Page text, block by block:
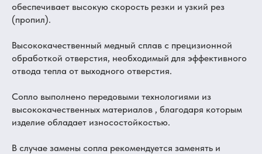
обеспечивает высокую скорость резки и узкий рез
(пропил).
Высококачественный медный сплав с прецизионной
обработкой отверстия, необходимый для эффективного
отвода тепла от выходного отверстия.
Сопло выполнено передовыми технологиями из
высококачественных материалов , благодаря которым
изделие обладает износостойкостью.
В случае замены сопла рекомендуется заменять и